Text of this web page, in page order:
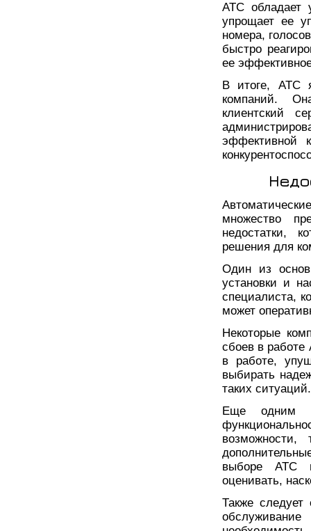
АТС обладает
упрощает ее
номера,
быстро
ее
В итоге, АТС
компаний.
клиентский
эффективной
множество
недостатки,
решения для
Один из
установки и
специалиста,
может
Некоторые
сбоев в
в работе,
выбирать
таких ситуаций.
Еще одним
возможности,
выборе АТС
оценивать,
Также следует